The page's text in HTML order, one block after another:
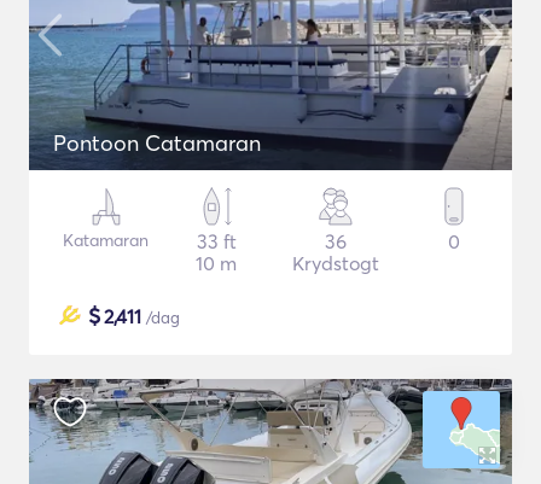
Pontoon Catamaran
Katamaran
33 ft
10 m
36
Krydstogt
0
$2,411 /dag